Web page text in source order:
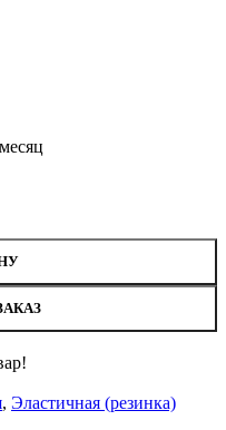
продержечная 8С685Ч-
, Эластичная (резинка)